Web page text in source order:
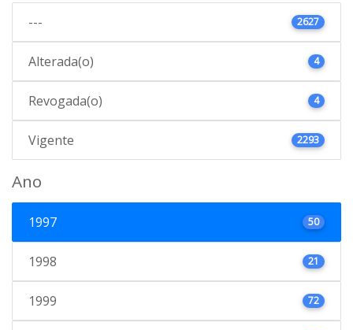
--- 2627
Alterada(o) 4
Revogada(o) 4
Vigente 2293
Ano
1997 50
1998 21
1999 72